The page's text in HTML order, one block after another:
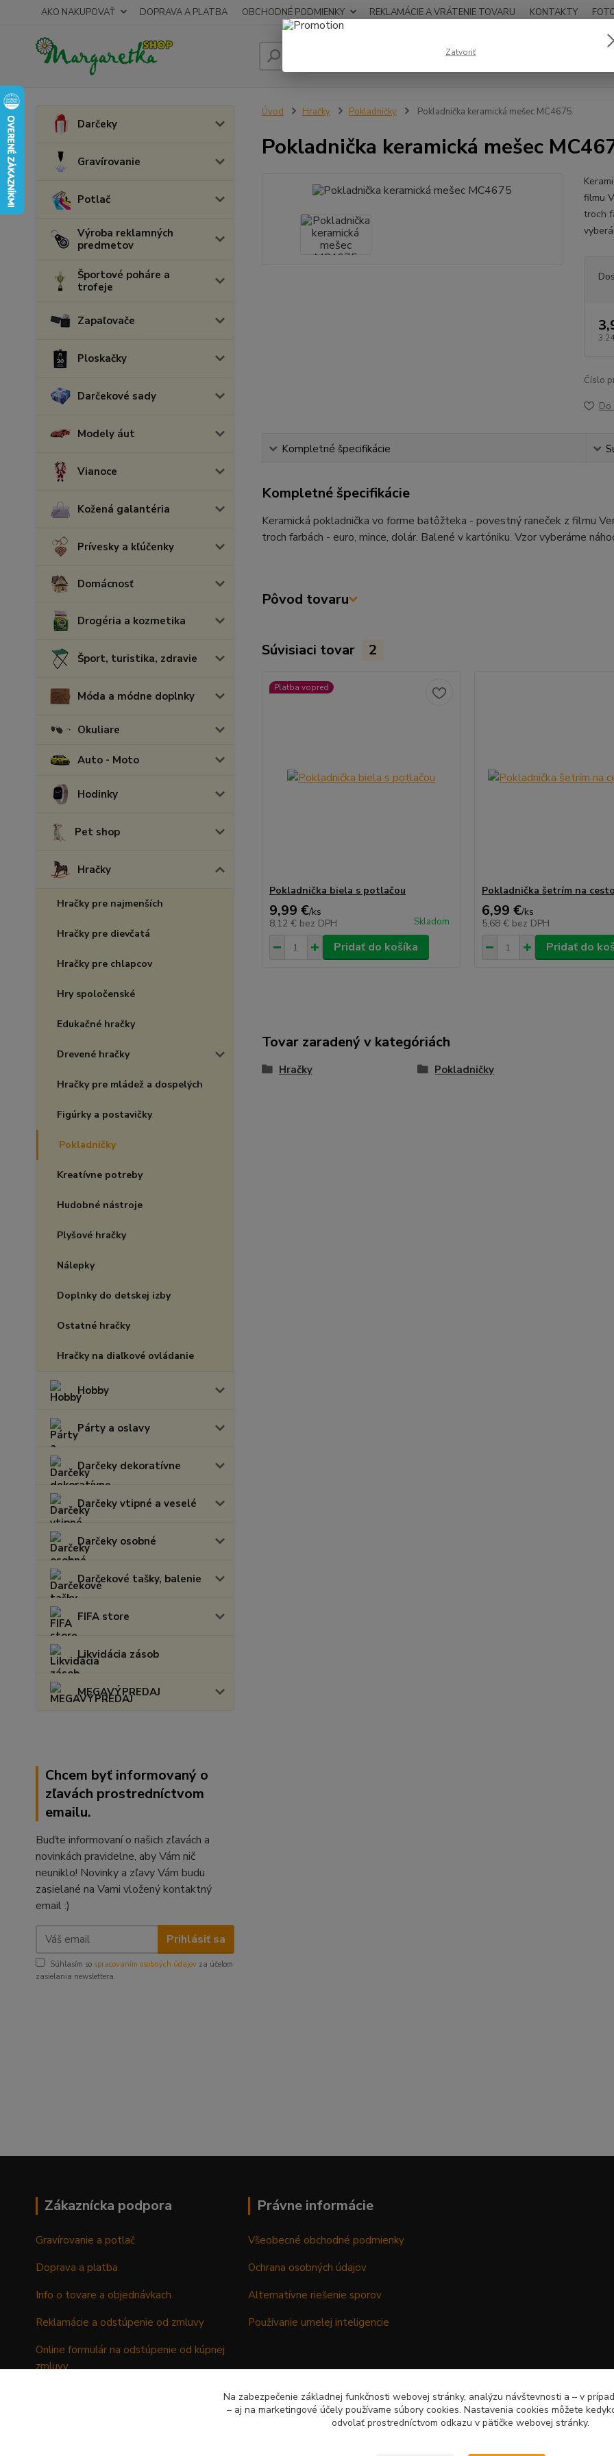
AKO NAKUPOVAŤ DOPRAVA A PLATBA OBCHODNÉ PODMIENKY REKLAMÁCIE A VRÁTENIE TOVARU KONTAKTY
Hľadať
Darčeky
Gravírovanie
Potlač
Výroba reklamných
predmetov
Športové poháre a
trofeje
Zapaľovače
Ploskačky
Darčekové sady
Modely áut
Vianoce
Kožená galantéria
Prívesky a kľúčenky
Domácnosť
Drogéria a kozmetika
Šport, turistika, zdravie
Móda a módne doplnky
Okuliare
Auto - Moto
Hodinky
Pet shop
Hračky
Hračky pre najmenších
Hračky pre dievčatá
Hračky pre chlapcov
Hry spoločenské
Edukačné hračky
Drevené hračky
Hračky pre mládež a dospelých
Figúrky a postavičky
Pokladničky
Kreatívne potreby
Hudobné nástroje
Plyšové hračky
Nálepky
Doplnky do detskej izby
Ostatné hračky
Hračky na diaľkové ovládanie
Hobby
Párty a oslavy
Darčeky dekoratívne
Darčeky vtipné a veselé
Darčeky osobné
Darčekové tašky, balenie
FIFA store
Likvidácia zásob
MEGAVÝPREDAJ
Chcem byť informovaný o
zľavách prostredníctvom
emailu.
Buďte informovaní o našich zľavách a
novinkách pravidelne, aby Vám nič
neuniklo! Novinky a zľavy Vám budu
zasielané na Vami vložený kontaktný
email :)
Prihlásiť sa
Súhlasím so spracovaním osobných údajov za účelom
zasielania newslettera.
Úvod Hračky Pokladničky Pokladnička keramická mešec MC4675
Pokladnička keramická mešec
filmu
troch
Číslo
Do
Kompletné špecifikácie
Kompletné špecifikácie
Keramická pokladnička vo forme batôžteka - povestný raneček z filmu
troch farbách - euro, mince, dolár. Balené v kartóniku. Vzor vyberáme
Pôvod tovaru
Súvisiaci tovar 2
Platba vopred
Pokladnička biela s potlačou
9,99 €/ks
8,12 € bez DPH Skladom
Pridať do košíka
Pokladnička šetrím na
6,99 €/ks
5,68 € bez DPH
Pridať do
Tovar zaradený v kategóriách
Hračky Pokladničky
Zákaznícka podpora
Gravírovanie a potlač
Doprava a platba
Info o tovare a objednávkach
Reklamácie a odstúpenie od zmluvy
Online formulár na odstúpenie od kúpnej
zmluvy
Právne informácie
Všeobecné obchodné podmienky
Ochrana osobných údajov
Alternatívne riešenie sporov
Používanie umelej inteligencie
Zatvoriť
Na zabezpečenie základnej funkčnosti webovej stránky, analýzu návštevnosti a – v
– aj na marketingové účely používame súbory cookies. Nastavenia cookies môžete
odvolať prostredníctvom odkazu v pätičke webovej stránky.